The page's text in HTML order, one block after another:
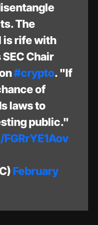
The
is rife with
Chair
#crypto. "If
of
laws to
public."
February